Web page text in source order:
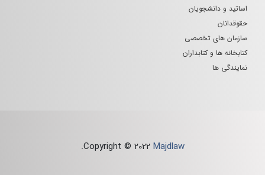
اساتید و دانشجویان
حقوقدانان
سازمان های تخصصی
کتابخانه ها و کتابداران
نمایندگی ها
Copyright © 2022 Majdlaw
.